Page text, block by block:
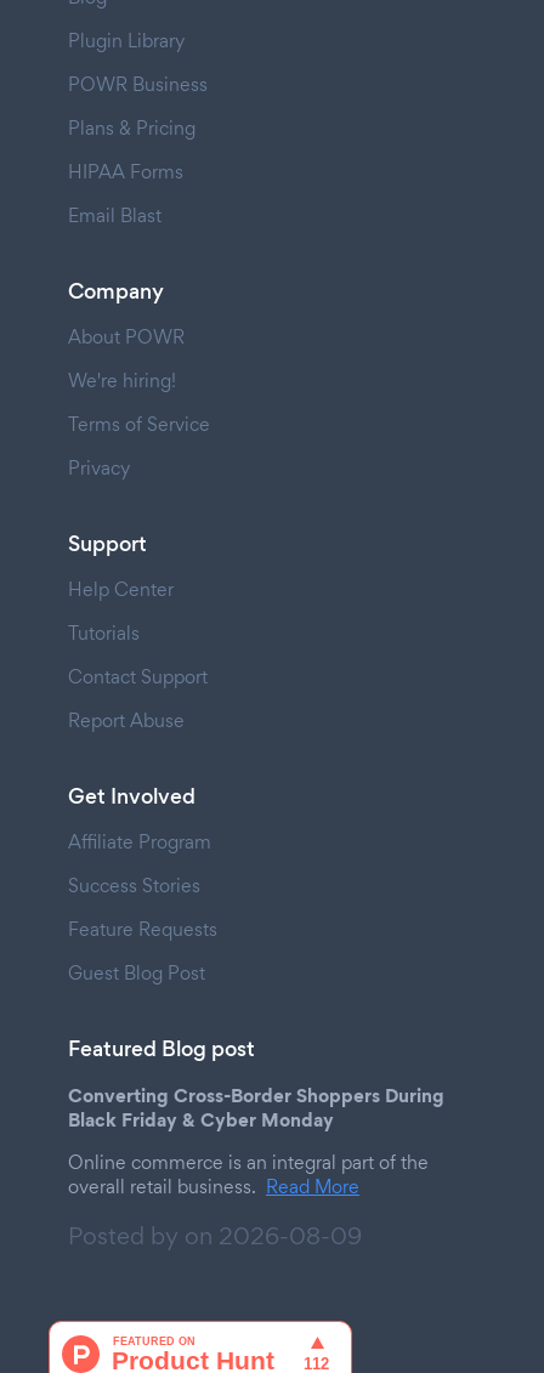
Plugin Library
POWR Business
Plans & Pricing
HIPAA Forms
Email Blast
Company
About POWR
We're hiring!
Terms of Service
Privacy
Support
Help Center
Tutorials
Contact Support
Report Abuse
Get Involved
Affiliate Program
Success Stories
Feature Requests
Guest Blog Post
Featured Blog post
Converting Cross-Border Shoppers During
Black Friday & Cyber Monday
Online commerce is an integral part of the
overall retail business. Read More
Posted by on 2026-08-09